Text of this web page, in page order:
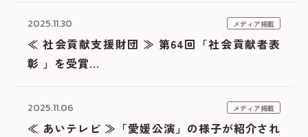
2025.11.30 メディア掲載
≪ 社会貢献支援財団 ≫ 第64回「社会貢献者表
彰 」を受賞...
2025.11.06 メディア掲載
≪ あいテレビ ≫「愛媛公演」の様子が紹介され